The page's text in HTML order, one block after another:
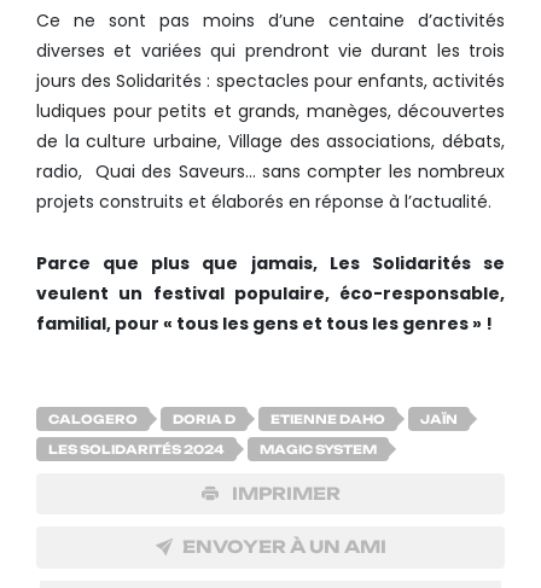
Ce ne sont pas moins d’une centaine d’activités
diverses et variées qui prendront vie durant les trois
jours des Solidarités : spectacles pour enfants, activités
ludiques pour petits et grands, manèges, découvertes
de la culture urbaine, Village des associations, débats,
radio, Quai des Saveurs… sans compter les nombreux
projets construits et élaborés en réponse à l’actualité.
Parce que plus que jamais, Les Solidarités se
veulent un festival populaire, éco-responsable,
familial, pour « tous les gens et tous les genres » !
CALOGERO DORIA D ETIENNE DAHO JAÏN
LES SOLIDARITÉS 2024 MAGIC SYSTEM
IMPRIMER
ENVOYER À UN AMI